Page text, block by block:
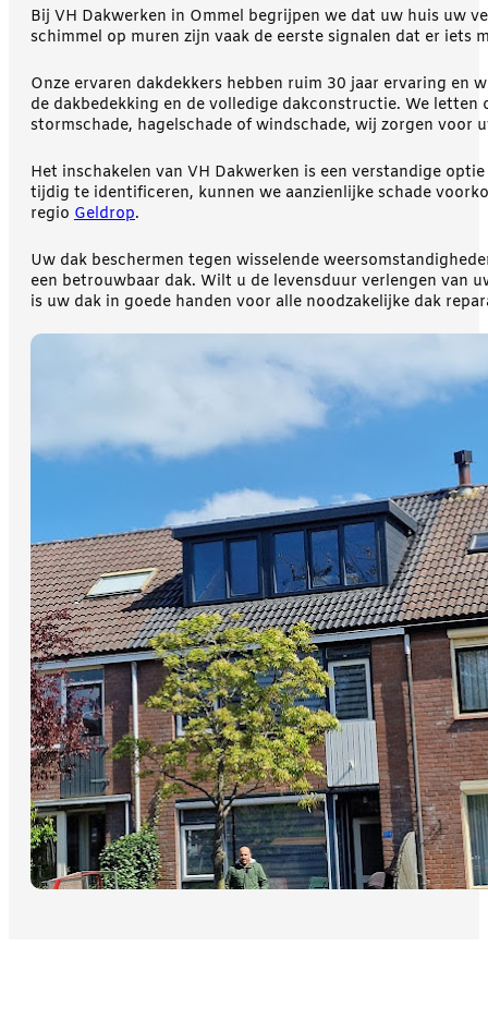
Bij VH Dakwerken in Ommel begrijpen we dat uw huis uw
schimmel op muren zijn vaak de eerste signalen dat er
Onze ervaren dakdekkers hebben ruim 30 jaar ervaring en
de dakbedekking en de volledige dakconstructie. We
stormschade, hagelschade of windschade, wij zorgen voor
Het inschakelen van VH Dakwerken is een verstandige
tijdig te identificeren, kunnen we aanzienlijke schade
regio Geldrop.
Uw dak beschermen tegen wisselende
een betrouwbaar dak. Wilt u de levensduur verlengen van
is uw dak in goede handen voor alle noodzakelijke dak